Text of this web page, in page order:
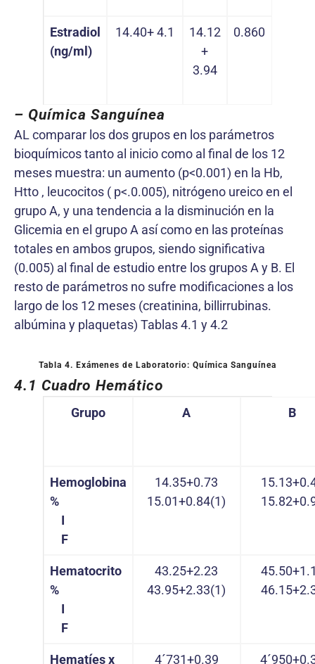
Estradiol
(ng/ml)
14.40+ 4.1
14.12
+
3.94
0.860
– Química Sanguínea
AL comparar los dos grupos en los parámetros
bioquímicos tanto al inicio como al final de los 12
meses muestra: un aumento (p<0.001) en la Hb,
Htto , leucocitos ( p<.0.005), nitrógeno ureico en el
grupo A, y una tendencia a la disminución en la
Glicemia en el grupo A así como en las proteínas
totales en ambos grupos, siendo significativa
(0.005) al final de estudio entre los grupos A y B. El
resto de parámetros no sufre modificaciones a los
largo de los 12 meses (creatinina, billirrubinas.
albúmina y plaquetas) Tablas 4.1 y 4.2
Tabla 4. Exámenes de Laboratorio: Química Sanguínea
4.1 Cuadro Hemático
Grupo A B
Hemoglobina
%
I
F
14.35+0.73
15.01+0.84(1)
Hematocrito
%
I
F
43.25+2.23
43.95+2.33(1)
Hematíes x
4´731+0.39